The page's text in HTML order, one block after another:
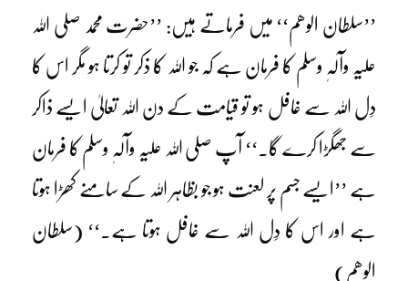
’’سلطان الوھم‘‘ میں فرماتے ہیں: ’’حضرت محمد صلی اللہ
علیہ وآلہٖ وسلم کا فرمان ہے کہ جو اللہ کا ذکر تو کرتا ہو مگر اس کا
دِل اللہ سے غافل ہو تو قیامت کے دن اللہ تعالیٰ ایسے ذاکر
سے جھگڑا کرے گا۔‘‘ آپ صلی اللہ علیہ وآلہٖ وسلم کا فرمان
ہے ’’ایسے جسم پر لعنت ہو جو بظاہر اللہ کے سامنے کھڑا ہوتا
ہے اور اس کا دِل اللہ سے غافل ہوتا ہے۔‘‘ (سلطان
الوھم)